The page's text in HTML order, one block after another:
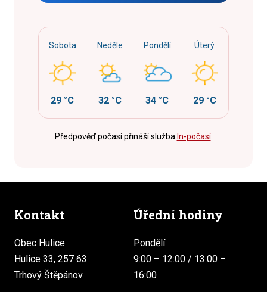
Sobota
29 °C
Neděle
32 °C
Pondělí
34 °C
Úterý
29 °C
Předpověď počasí přináší služba In-počasí.
Kontakt
Obec Hulice
Hulice 33, 257 63
Trhový Štěpánov
Úřední hodiny
Pondělí
9:00 – 12:00 / 13:00 –
16:00